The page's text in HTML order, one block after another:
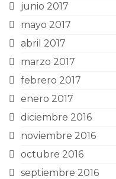
junio 2017
mayo 2017
abril 2017
marzo 2017
febrero 2017
enero 2017
diciembre 2016
noviembre 2016
octubre 2016
septiembre 2016